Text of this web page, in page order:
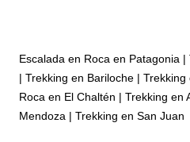
Escalada en Roca en Patagonia |
| Trekking en Bariloche | Trekking
Roca en El Chaltén | Trekking en
Mendoza | Trekking en San Juan